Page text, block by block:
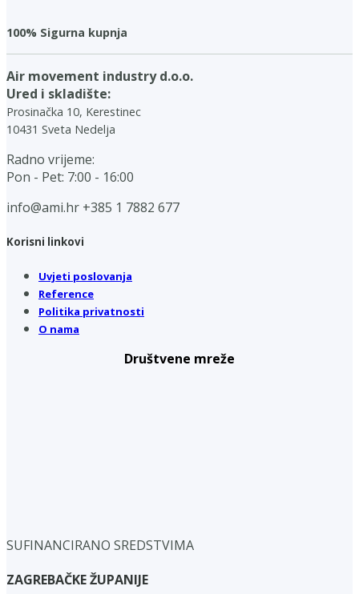
100% Sigurna kupnja
Air movement industry d.o.o.
Ured i skladište:
Prosinačka 10, Kerestinec
10431 Sveta Nedelja
Radno vrijeme:
Pon - Pet: 7:00 - 16:00
info@ami.hr +385 1 7882 677
Korisni linkovi
Uvjeti poslovanja
Reference
Politika privatnosti
O nama
Društvene mreže
SUFINANCIRANO SREDSTVIMA
ZAGREBAČKE ŽUPANIJE